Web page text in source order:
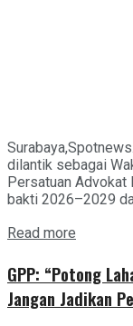
dilantik sebagai
Persatuan Advokat
bakti 2026–2029
Read more
GPP: “Potong
Jangan Jadikan